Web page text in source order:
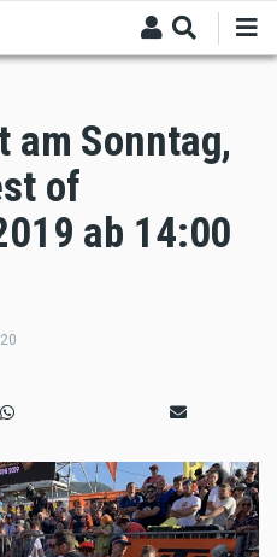
am Sonntag,
of
ab 14:00